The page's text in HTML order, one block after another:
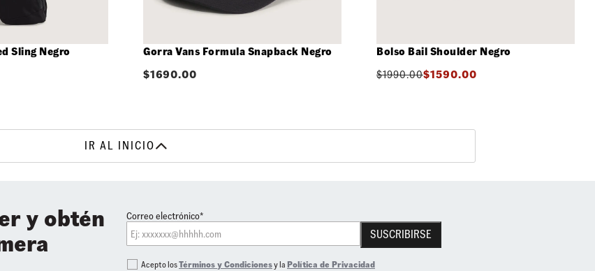
Sling Negro
Gorra Vans Formula Snapback Negro
$1690.00
Bolso Bail Shoulder Negro
$1990.00$1590.00
IR AL INICIO
y obtén
Correo electrónico*
SUSCRIBIRSE
Acepto losTérminos y Condicionesy la Política de Privacidad